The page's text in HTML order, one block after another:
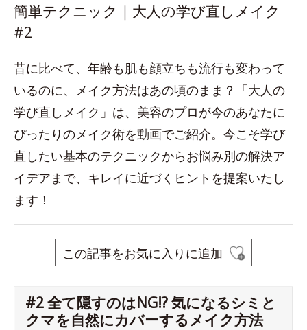
簡単テクニック｜大人の学び直しメイク
#2
昔に比べて、年齢も肌も顔立ちも流行も変わって
いるのに、メイク方法はあの頃のまま？「大人の
学び直しメイク」は、美容のプロが今のあなたに
ぴったりのメイク術を動画でご紹介。今こそ学び
直したい基本のテクニックからお悩み別の解決ア
イデアまで、キレイに近づくヒントを提案いたし
ます！
この記事をお気に入りに追加
#2 全て隠すのはNG!? 気になるシミと
クマを自然にカバーするメイク方法